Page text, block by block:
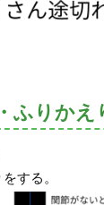
ふりかえ
する。